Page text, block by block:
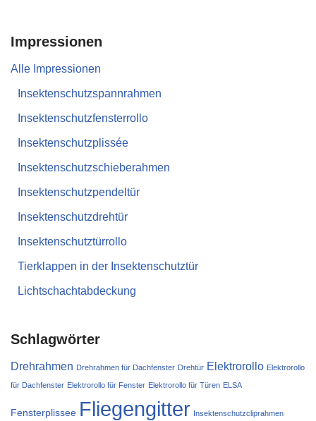
Impressionen
Alle Impressionen
Insektenschutzspannrahmen
Insektenschutzfensterrollo
Insektenschutzplissée
Insektenschutzschieberahmen
Insektenschutzpendeltür
Insektenschutzdrehtür
Insektenschutztürrollo
Tierklappen in der Insektenschutztür
Lichtschachtabdeckung
Schlagwörter
Drehrahmen Drehrahmen für Dachfenster Drehtür Elektrorollo Elektrorollo
für Dachfenster Elektrorollo für Fenster Elektrorollo für Türen ELSA
Fensterplissee Fliegengitter Insektenschutzcliprahmen